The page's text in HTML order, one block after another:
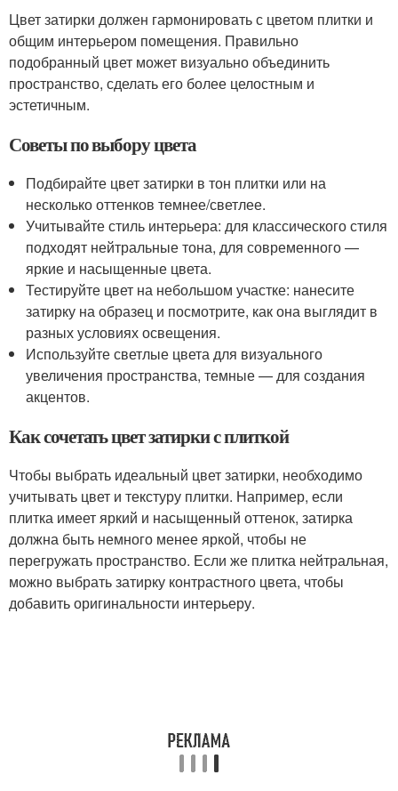
Цвет затирки должен гармонировать с цветом плитки и
общим интерьером помещения. Правильно
подобранный цвет может визуально объединить
пространство, сделать его более целостным и
эстетичным.
Советы по выбору цвета
Подбирайте цвет затирки в тон плитки или на
несколько оттенков темнее/светлее.
Учитывайте стиль интерьера: для классического стиля
подходят нейтральные тона, для современного —
яркие и насыщенные цвета.
Тестируйте цвет на небольшом участке: нанесите
затирку на образец и посмотрите, как она выглядит в
разных условиях освещения.
Используйте светлые цвета для визуального
увеличения пространства, темные — для создания
акцентов.
Как сочетать цвет затирки с плиткой
Чтобы выбрать идеальный цвет затирки, необходимо
учитывать цвет и текстуру плитки. Например, если
плитка имеет яркий и насыщенный оттенок, затирка
должна быть немного менее яркой, чтобы не
перегружать пространство. Если же плитка нейтральная,
можно выбрать затирку контрастного цвета, чтобы
добавить оригинальности интерьеру.